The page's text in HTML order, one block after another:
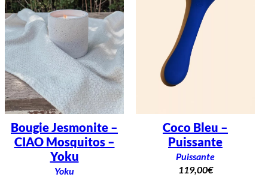
Bougie Jesmonite –
CIAO Mosquitos –
Yoku
Yoku
Coco Bleu –
Puissante
Puissante
119,00€